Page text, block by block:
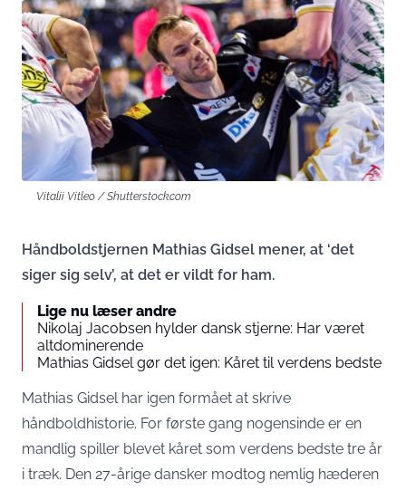
Vitalii Vitleo / Shutterstock.com
Håndboldstjernen Mathias Gidsel mener, at ‘det
siger sig selv’, at det er vildt for ham.
Lige nu læser andre
Nikolaj Jacobsen hylder dansk stjerne: Har været
altdominerende
Mathias Gidsel gør det igen: Kåret til verdens bedste
Mathias Gidsel har igen formået at skrive
håndboldhistorie. For første gang nogensinde er en
mandlig spiller blevet kåret som verdens bedste tre år
i træk. Den 27-årige dansker modtog nemlig hæderen